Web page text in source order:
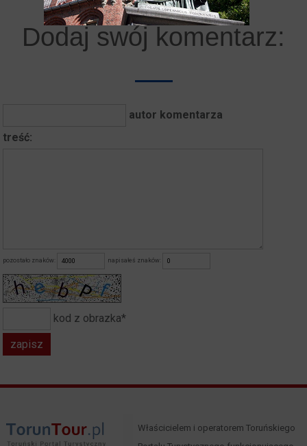
Dodaj swój komentarz:
autor komentarza
treść:
pozostało znaków: napisałeś znaków:
kod z obrazka*
Właścicielem i operatorem Toruńskiego